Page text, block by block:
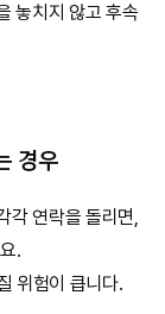
놓치지 않고 후속
경우
각 연락을 돌리면,
.
위험이 큽니다.